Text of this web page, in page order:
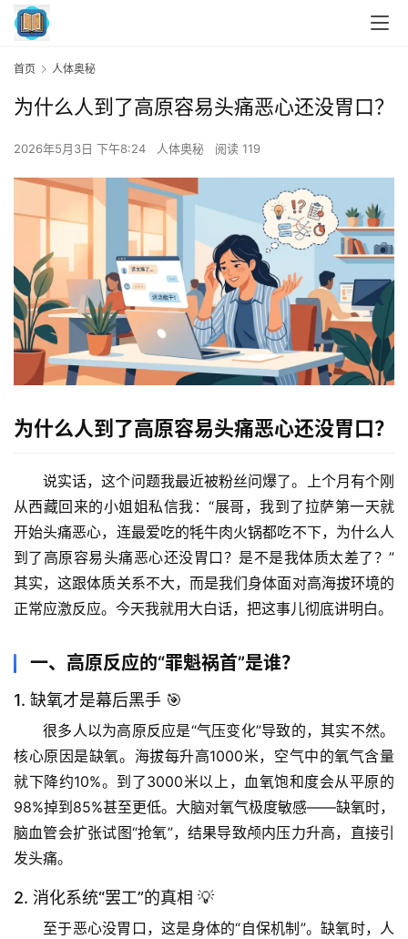
首页 人体奥秘
为什么人到了高原容易头痛恶心还没胃口？
2026年5月3日 下午8:24 人体奥秘 阅读 119
为什么人到了高原容易头痛恶心还没胃口？
说实话，这个问题我最近被粉丝问爆了。上个月有个刚
从西藏回来的小姐姐私信我：“展哥，我到了拉萨第一天就
开始头痛恶心，连最爱吃的牦牛肉火锅都吃不下，为什么人
到了高原容易头痛恶心还没胃口？是不是我体质太差了？”
其实，这跟体质关系不大，而是我们身体面对高海拔环境的
正常应激反应。今天我就用大白话，把这事儿彻底讲明白。
一、高原反应的“罪魁祸首”是谁？
1. 缺氧才是幕后黑手 🎯
很多人以为高原反应是“气压变化”导致的，其实不然。
核心原因是缺氧。海拔每升高1000米，空气中的氧气含量
就下降约10%。到了3000米以上，血氧饱和度会从平原的
98%掉到85%甚至更低。大脑对氧气极度敏感——缺氧时，
脑血管会扩张试图“抢氧”，结果导致颅内压力升高，直接引
发头痛。
2. 消化系统“罢工”的真相 💡
至于恶心没胃口，这是身体的“自保机制”。缺氧时，人